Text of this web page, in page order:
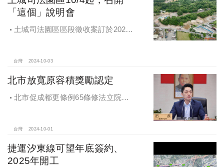
「這個」說明會
土城司法園區區段徵收案訂於2024
台灣 2024-10-03
北市放寬原容積獎勵認定
北市促成都更條例65條修法立院初
台灣 2024-10-01
捷運汐東線可望年底簽約、
2025年開工